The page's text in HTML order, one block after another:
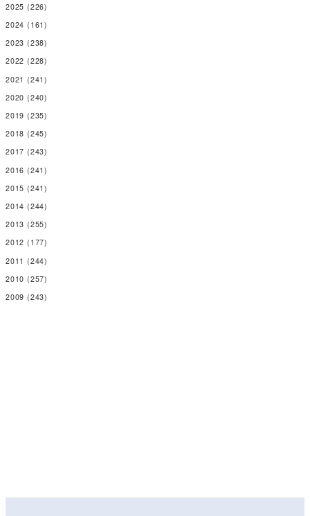
2025 (226)
2024 (161)
2023 (238)
2022 (228)
2021 (241)
2020 (240)
2019 (235)
2018 (245)
2017 (243)
2016 (241)
2015 (241)
2014 (244)
2013 (255)
2012 (177)
2011 (244)
2010 (257)
2009 (243)